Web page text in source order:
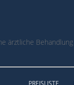
ärztliche Behandlung